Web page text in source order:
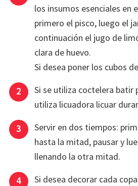
los insumos esenciales en
primero el pisco, luego el
continuación el jugo de
clara de huevo.
Si desea poner los cubos
Si se utiliza coctelera batir
utiliza licuadora licuar
Servir en dos tiempos:
hasta la mitad, pausar y
llenando la otra mitad.
Si desea decorar cada